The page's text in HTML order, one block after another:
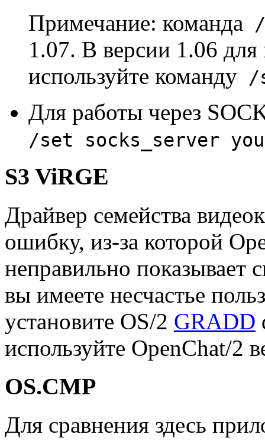
Примечание: команда /
1.07. В версии 1.06
используйте команду /
Для работы через
/set socks_server
S3 ViRGE
Драйвер семейства
ошибку, из-за которой
неправильно показывает
вы имеете несчастье
установите OS/2 GRADD
используйте OpenChat/2
OS.CMP
Для сравнения здесь